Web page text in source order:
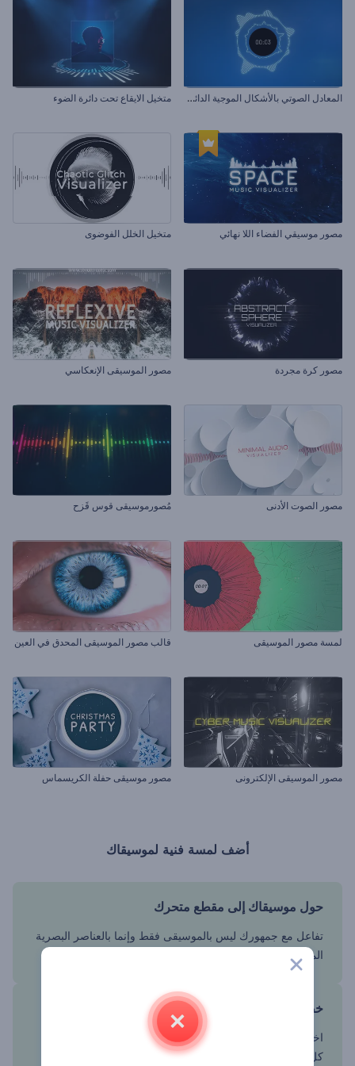
ا
لمعادل الصوتي بالأشكال الموجية الدائرية متخيل الايقاع تحت دائرة الضوء
مصور موسيقي الفضاء اللا نهائي متخيل الخلل الفوضوى
مصور كرة مجردة مصور الموسيقى الإنعكاسي
مصور الصوت الأدنى مُصورموسيقى قوس قَزح
لمسة مصور الموسيقى قالب مصور الموسيقى المحدق في العين
مصور الموسيقى الإلكترونى مصور موسيقى حفلة الكريسماس
أضف لمسة فنية لموسيقاك
حول موسيقاك إلى مقطع متحرك
تفاعل مع جمهورك ليس بالموسيقى فقط وإنما بالعناصر البصرية
المتحركة المتزامنة بشكل مثالي مع إيقاعك.
خصص النموذج في وقت قصير
اختر من مجموعة متنوعة من أساليب التجسيد البصري وخصص
كل التفاصيل لتجسد حالتك المزاجية ونوع موسيقاك.